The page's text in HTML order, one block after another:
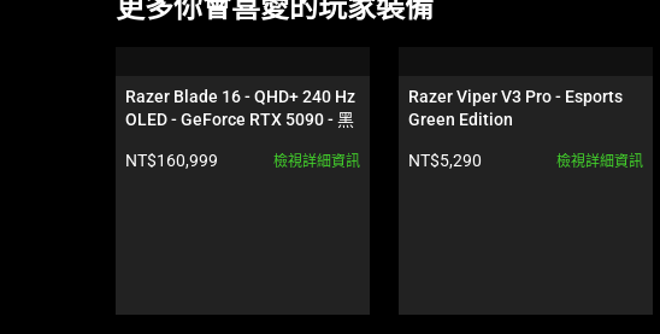
carousel.
Use
and
or
更多你會喜愛的玩家裝備
Razer Blade 16 - QHD+ 240 Hz
OLED - GeForce RTX 5090 - 黑
產品價格:
NT$160,999 檢視詳細資訊
Razer Viper V3 Pro - Esports
Green Edition
產品價格:
NT$5,290 檢視詳細資訊